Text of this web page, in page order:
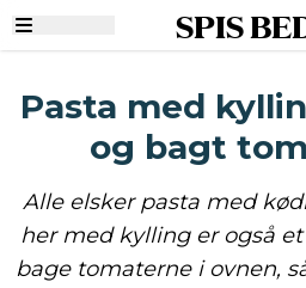
SPIS
Pasta med
og bagt
Alle elsker pasta med
her med kylling er også
bage tomaterne i ovnen,